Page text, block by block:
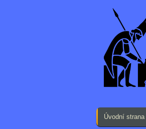
Úvodní strana